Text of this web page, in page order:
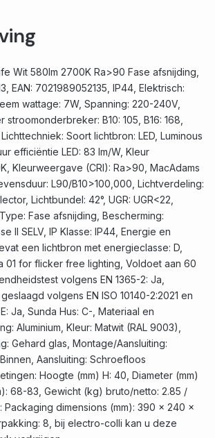
Wit 580lm 2700K Ra>90 Fase afsnijding,
EAN: 7021989052135, IP44, Elektrisch:
wattage: 7W, Spanning: 220-240V,
stroomonderbreker: B10: 105, B16: 168,
Lichttechniek: Soort lichtbron: LED, Luminous
efficiëntie LED: 83 lm/W, Kleur
Kleurweergave (CRI): Ra>90, MacAdams
L90/B10>100,000, Lichtverdeling:
Lichtbundel: 42°, UGR: UGR<22,
Fase afsnijding, Bescherming:
II SELV, IP Klasse: IP44, Energie en
een lichtbron met energieclasse: D,
01 for flicker free lighting, Voldoet aan 60
volgens EN 1365-2: Ja,
volgens EN ISO 10140-2:2021 en
Ja, Sunda Hus: C-, Materiaal en
Aluminium, Kleur: Matwit (RAL 9003),
Gehard glas, Montage/Aansluiting:
Aansluiting: Schroefloos
Hoogte (mm) H: 40, Diameter (mm)
68-83, Gewicht (kg) bruto/netto: 2.85 /
Packaging dimensions (mm): 390 x 240 x
8, bij electro-colli kan u deze